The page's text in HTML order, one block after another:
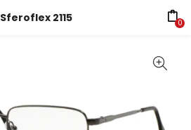
Sferoflex 2115 0